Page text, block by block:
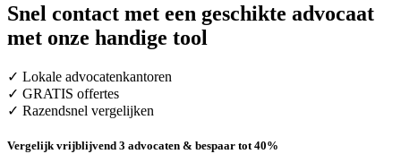
Snel contact met een geschikte advocaat
met onze handige tool
✓ Lokale advocatenkantoren
✓ GRATIS offertes
✓ Razendsnel vergelijken
Vergelijk vrijblijvend 3 advocaten & bespaar tot 40%